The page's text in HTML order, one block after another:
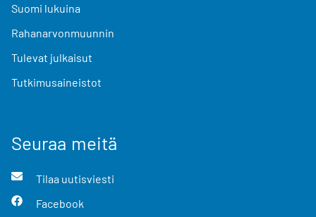
Suomi lukuina
Rahanarvonmuunnin
Tulevat julkaisut
Tutkimusaineistot
Seuraa meitä
Tilaa uutisviesti
Facebook